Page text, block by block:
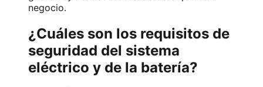
negocio.
¿Cuáles son los requisitos de
seguridad del sistema
eléctrico y de la batería?